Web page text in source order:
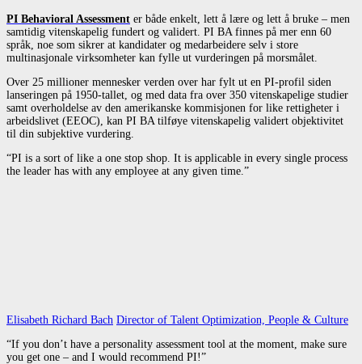
PI Behavioral Assessment er både enkelt, lett å lære og lett å bruke – men
samtidig vitenskapelig fundert og validert. PI BA finnes på mer enn 60
språk, noe som sikrer at kandidater og medarbeidere selv i store
multinasjonale virksomheter kan fylle ut vurderingen på morsmålet.
Over 25 millioner mennesker verden over har fylt ut en PI-profil siden
lanseringen på 1950-tallet, og med data fra over 350 vitenskapelige studier
samt overholdelse av den amerikanske kommisjonen for like rettigheter i
arbeidslivet (EEOC), kan PI BA tilføye vitenskapelig validert objektivitet
til din subjektive vurdering.
“PI is a sort of like a one stop shop. It is applicable in every single process
the leader has with any employee at any given time.”
Elisabeth Richard Bach Director of Talent Optimization, People & Culture
“If you don’t have a personality assessment tool at the moment, make sure
you get one – and I would recommend PI!”